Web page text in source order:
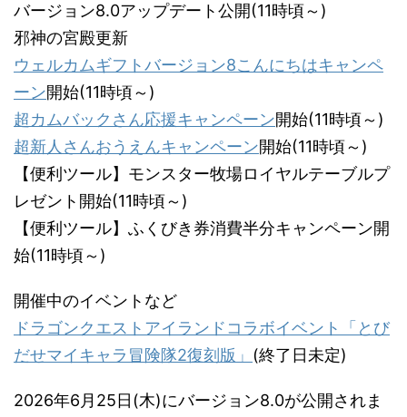
バージョン8.0アップデート公開(11時頃～)
邪神の宮殿更新
ウェルカムギフトバージョン8こんにちはキャンペ
ーン開始(11時頃～)
超カムバックさん応援キャンペーン開始(11時頃～)
超新人さんおうえんキャンペーン開始(11時頃～)
【便利ツール】モンスター牧場ロイヤルテーブルプ
レゼント開始(11時頃～)
【便利ツール】ふくびき券消費半分キャンペーン開
始(11時頃～)
開催中のイベントなど
ドラゴンクエストアイランドコラボイベント「とび
だせマイキャラ冒険隊2復刻版」 (終了日未定)
2026年6月25日(木)にバージョン8.0が公開されま